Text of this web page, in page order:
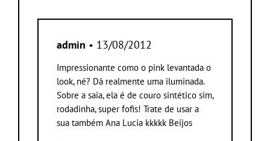
admin • 13/08/2012
Impressionante como o pink levantada o
look, né? Dá realmente uma iluminada.
Sobre a saia, ela é de couro sintético sim,
rodadinha, super fofis! Trate de usar a
sua também Ana Lucia kkkkk Beijos